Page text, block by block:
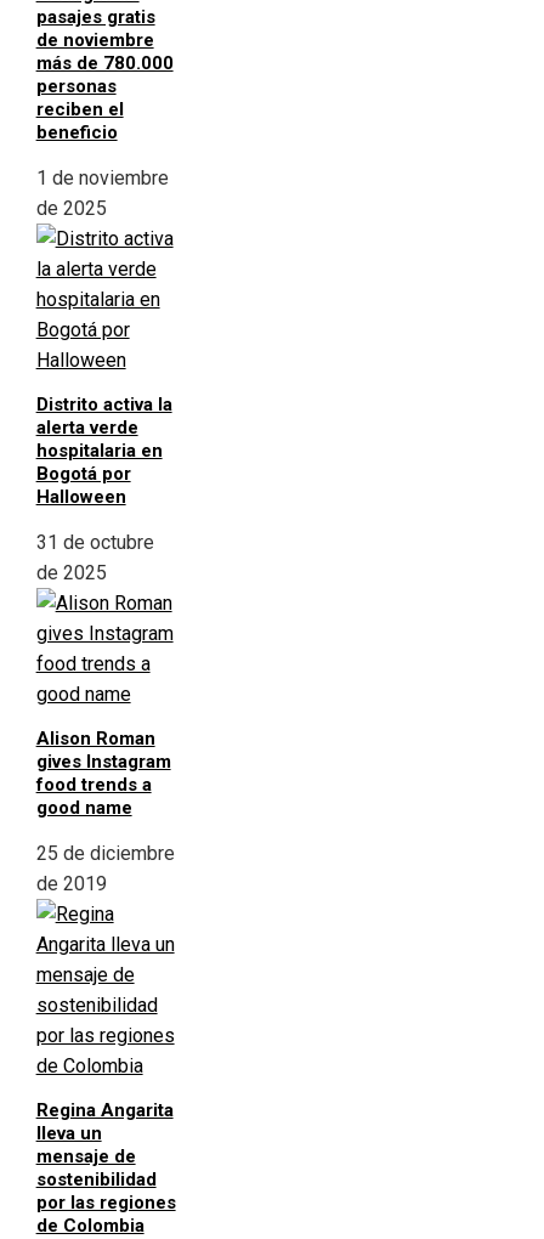
pasajes gratis
de noviembre
más de 780.000
personas
reciben el
beneficio
1 de noviembre
de 2025
Distrito activa la
alerta verde
hospitalaria en
Bogotá por
Halloween
31 de octubre
de 2025
Alison Roman
gives Instagram
food trends a
good name
25 de diciembre
de 2019
Regina Angarita
lleva un
mensaje de
sostenibilidad
por las regiones
de Colombia